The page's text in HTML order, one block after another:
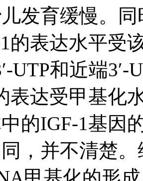
发育缓慢。
的表达水平受
UTP和近端
表达受甲基化
的IGF-1基因
，并不清楚